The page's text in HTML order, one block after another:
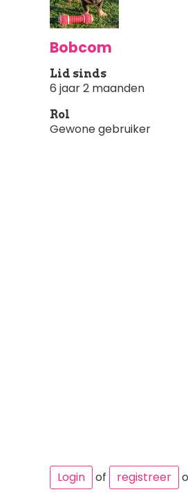
Bobcom
Lid sinds
6 jaar 2 maanden
Rol
Gewone gebruiker
Login of registreer